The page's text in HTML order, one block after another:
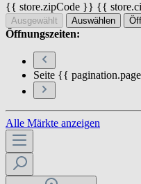
{{ store.zipCode }} {{
Ausgewählt Auswählen
Öffnungszeiten:
Seite {{
Alle Märkte anzeigen